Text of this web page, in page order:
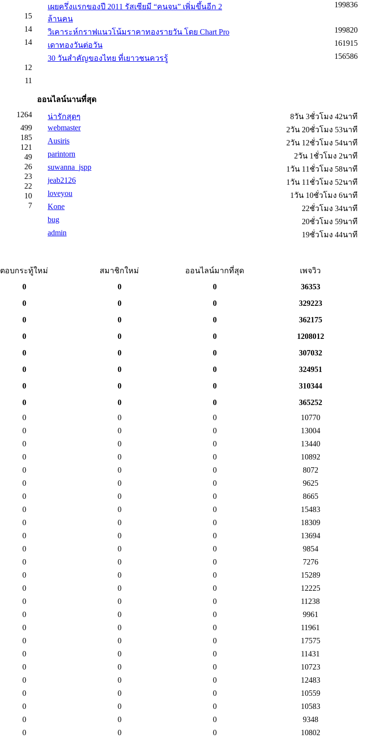
15
14
14
12
11
เผยครึ่งแรกของปี 2011 รัสเซียมี “คนจน” เพิ่มขึ้นอีก 2
ล้านคน
199836
วิเคาระห์กราฟแนวโน้มราคาทองรายวัน โดย Chart Pro
199820
เดาทองวันต่อวัน
161915
30 วันสำคัญของไทย ที่เยาวชนควรรู้
156586
ออนไลน์นานที่สุด
1264
499
185
121
49
26
23
22
10
7
น่ารักสุดๆ
8วัน 3ชั่วโมง 42นาที
webmaster
2วัน 20ชั่วโมง 53นาที
Ausiris
2วัน 12ชั่วโมง 54นาที
parintorn
2วัน 1ชั่วโมง 2นาที
suwanna_jspp
1วัน 11ชั่วโมง 58นาที
jeab2126
1วัน 11ชั่วโมง 52นาที
loveyou
1วัน 10ชั่วโมง 6นาที
Kone
22ชั่วโมง 34นาที
bug
20ชั่วโมง 59นาที
admin
19ชั่วโมง 44นาที
ตอบกระทู้ใหม่ สมาชิกใหม่ ออนไลน์มากที่สุด
เพจวิว
0 0 0 36353
0 0 0 329223
0 0 0 362175
0 0 0 1208012
0 0 0 307032
0 0 0 324951
0 0 0 310344
0 0 0
365252
0 0 0
10770
0 0 0
13004
0 0 0
13440
0 0 0
10892
0 0 0
8072
0 0 0
9625
0 0 0
8665
0 0 0
15483
0 0 0
18309
0 0 0
13694
0 0 0
9854
0 0 0
7276
0 0 0
15289
0 0 0
12225
0 0 0
11238
0 0 0
9961
0 0 0
11961
0 0 0
17575
0 0 0
11431
0 0 0
10723
0 0 0
12483
0 0 0
10559
0 0 0
10583
0 0 0
9348
0 0 0
10802